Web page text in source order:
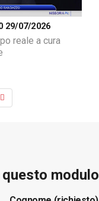
29/07/2026
reale a cura
modulo